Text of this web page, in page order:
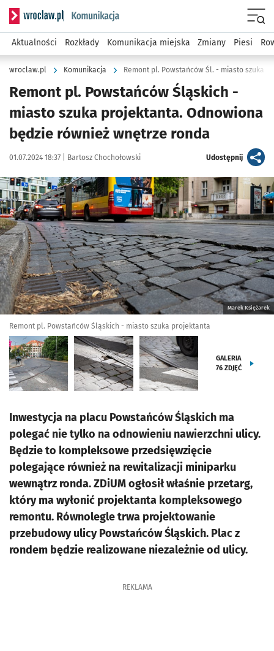
Serwis informacyjny wroclaw.pl podserwis: Komunikacja
Aktualności Rozkłady Komunikacja miejska Zmiany Piesi
wroclaw.pl Komunikacja Remont pl. Powstańców Śl. - miasto szuka
Remont pl. Powstańców Śląskich -
miasto szuka projektanta. Odnowiona
będzie również wnętrze ronda
Data publikacji:
01.07.2024 18:37 | Autor:
Bartosz Chochołowski Udostępnijartykuł
Kliknij, aby zobaczyć galerię
Marek Księżarek
Remont pl. Powstańców Śląskich - miasto szuka projektanta
GALERIA
76 ZDJĘĆ
Inwestycja na placu Powstańców Śląskich ma
polegać nie tylko na odnowieniu nawierzchni ulicy.
Będzie to kompleksowe przedsięwzięcie
polegające również na rewitalizacji miniparku
wewnątrz ronda. ZDiUM ogłosił właśnie przetarg,
który ma wyłonić projektanta kompleksowego
remontu. Równolegle trwa projektowanie
przebudowy ulicy Powstańców Śląskich. Plac z
rondem będzie realizowane niezależnie od ulicy.
REKLAMA